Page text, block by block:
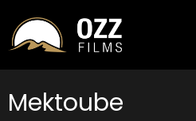
Mektoube